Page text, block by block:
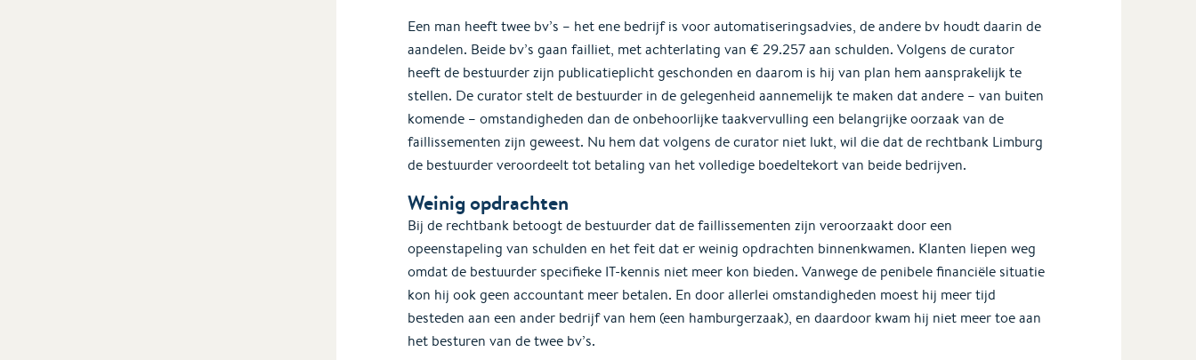
Een man heeft twee bv’s – het ene bedrijf is voor automatiseringsadvies, de andere bv houdt daarin de
aandelen. Beide bv’s gaan failliet, met achterlating van € 29.257 aan schulden. Volgens de curator
heeft de bestuurder zijn publicatieplicht geschonden en daarom is hij van plan hem aansprakelijk te
stellen. De curator stelt de bestuurder in de gelegenheid aannemelijk te maken dat andere – van buiten
komende – omstandigheden dan de onbehoorlijke taakvervulling een belangrijke oorzaak van de
faillissementen zijn geweest. Nu hem dat volgens de curator niet lukt, wil die dat de rechtbank Limburg
de bestuurder veroordeelt tot betaling van het volledige boedeltekort van beide bedrijven.
Weinig opdrachten
Bij de rechtbank betoogt de bestuurder dat de faillissementen zijn veroorzaakt door een
opeenstapeling van schulden en het feit dat er weinig opdrachten binnenkwamen. Klanten liepen weg
omdat de bestuurder specifieke IT-kennis niet meer kon bieden. Vanwege de penibele financiële situatie
kon hij ook geen accountant meer betalen. En door allerlei omstandigheden moest hij meer tijd
besteden aan een ander bedrijf van hem (een hamburgerzaak), en daardoor kwam hij niet meer toe aan
het besturen van de twee bv’s.